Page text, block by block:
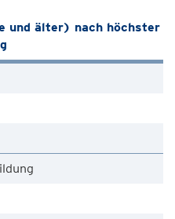
und älter) nach höchster